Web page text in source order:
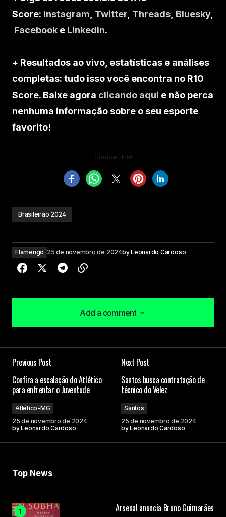
Score: Instagram, Twitter, Threads, Bluesky,
Facebook e Linkedin.
+ Resultados ao vivo, estatísticas e análises
completas: tudo isso você encontra no R10
Score. Baixe agora clicando aqui e não perca
nenhuma informação sobre o seu esporte
favorito!
Compartilhe!
Brasileirão 2024
Flamengo 25 de novembro de 2024byLeonardo Cardoso
Add a comment
Add a comment
Campos obrigatórios são marcados com*
Comment
Your Name
Your E-mail
Previous Post
Confira a escalação do Atlético
para enfrentar o Juventude
Atlético-MG
25 de novembro de 2024
byLeonardo Cardoso
Next Post
Santos busca contratação de
técnico do Velez
Santos
25 de novembro de 2024
byLeonardo Cardoso
Top News
Arsenal anuncia Bruno Guimarães